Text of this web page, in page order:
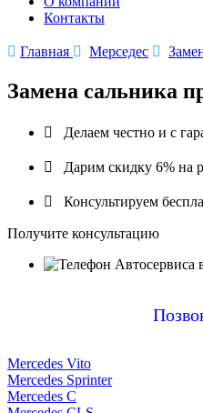
Контакты
 Главная  Мерседес 
Замена сальника
 Делаем честно и с
 Дарим скидку 6% на
 Консультируем
Получите консультацию
Mercedes Vito
Mercedes Sprinter
Mercedes C